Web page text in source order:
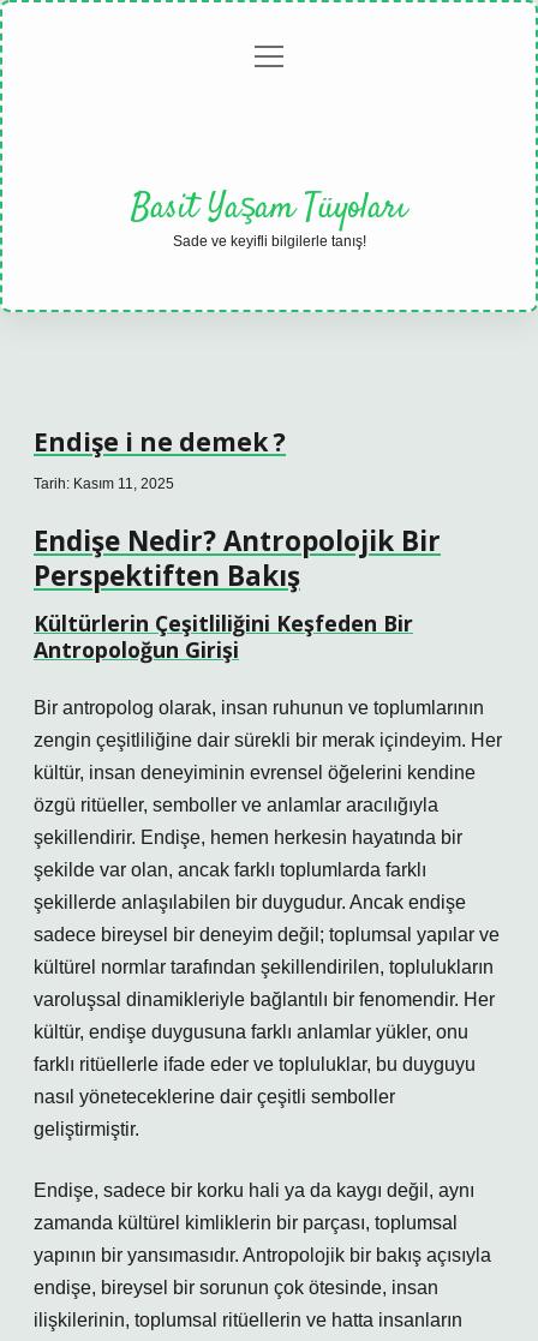
Gizlilikmenüyü
Basit Yaşam Tüyoları
Sade ve keyifli bilgilerle tanış!
Endişe i ne demek ?
Tarih: Kasım 11, 2025
Endişe Nedir? Antropolojik Bir
Perspektiften Bakış
Kültürlerin Çeşitliliğini Keşfeden Bir
Antropoloğun Girişi
Bir antropolog olarak, insan ruhunun ve toplumlarının
zengin çeşitliliğine dair sürekli bir merak içindeyim. Her
kültür, insan deneyiminin evrensel öğelerini kendine
özgü ritüeller, semboller ve anlamlar aracılığıyla
şekillendirir. Endişe, hemen herkesin hayatında bir
şekilde var olan, ancak farklı toplumlarda farklı
şekillerde anlaşılabilen bir duygudur. Ancak endişe
sadece bireysel bir deneyim değil; toplumsal yapılar ve
kültürel normlar tarafından şekillendirilen, toplulukların
varoluşsal dinamikleriyle bağlantılı bir fenomendir. Her
kültür, endişe duygusuna farklı anlamlar yükler, onu
farklı ritüellerle ifade eder ve topluluklar, bu duyguyu
nasıl yöneteceklerine dair çeşitli semboller
geliştirmiştir.
Endişe, sadece bir korku hali ya da kaygı değil, aynı
zamanda kültürel kimliklerin bir parçası, toplumsal
yapının bir yansımasıdır. Antropolojik bir bakış açısıyla
endişe, bireysel bir sorunun çok ötesinde, insan
ilişkilerinin, toplumsal ritüellerin ve hatta insanların